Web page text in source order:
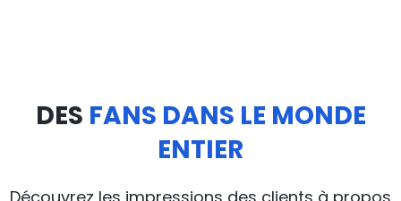
DES FANS DANS LE MONDE
ENTIER